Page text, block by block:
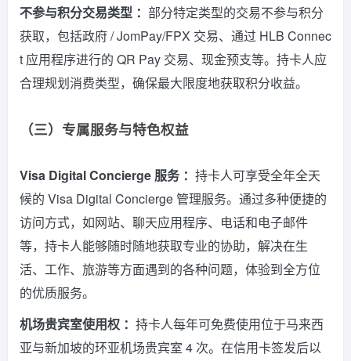
不参与积分交易类型 ： 部分特定类型的交易不参与积分
获取，包括政府 / JomPay/FPX 交易、通过 HLB Connec
t 应用程序进行的 QR Pay 交易、现金预支等。持卡人应
合理规划消费类型，确保最大限度地获取积分收益。
（三）专属服务与特色权益
Visa Digital Concierge 服务 ： 持卡人可享受全年全天
候的 Visa Digital Concierge 管理服务。通过多种便捷的
访问方式，如网站、聊天应用程序、电话和电子邮件
等，持卡人能够随时随地获取专业的协助，解决在生
活、工作、旅游等方面遇到的各种问题，体验到全方位
的优质服务。
机场贵宾室使用权 ： 持卡人每年可免费使用位于马来西
亚与新加坡的环亚机场贵宾室 4 次。在信用卡签发后以